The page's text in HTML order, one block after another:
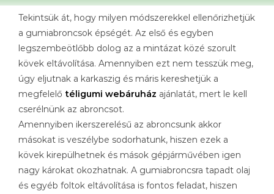
Tekintsük át, hogy milyen módszerekkel ellenőrizhetjük
a gumiabroncsok épségét. Az első és egyben
legszembeötlőbb dolog az a mintázat közé szorult
kövek eltávolítása. Amennyiben ezt nem tesszük meg,
úgy eljutnak a karkaszig és máris kereshetjük a
megfelelő téligumi webáruház ajánlatát, mert le kell
cserélnünk az abroncsot.
Amennyiben ikerszerelésű az abroncsunk akkor
másokat is veszélybe sodorhatunk, hiszen ezek a
kövek kirepülhetnek és mások gépjárművében igen
nagy károkat okozhatnak. A gumiabroncsra tapadt olaj
és egyéb foltok eltávolítása is fontos feladat, hiszen